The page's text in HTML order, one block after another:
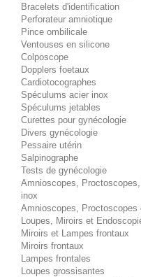
Bracelets d'identification
Perforateur amniotique
Pince ombilicale
Ventouses en silicone
Colposcope
Dopplers foetaux
Cardiotocographes
Spéculums acier inox
Spéculums jetables
Curettes pour gynécologie
Divers gynécologie
Pessaire utérin
Salpinographe
Tests de gynécologie
Amnioscopes,
inox
Amnioscopes, Proctoscopes
Loupes, Miroirs et
Miroirs et Lampes frontaux
Miroirs frontaux
Lampes frontales
Loupes grossisantes